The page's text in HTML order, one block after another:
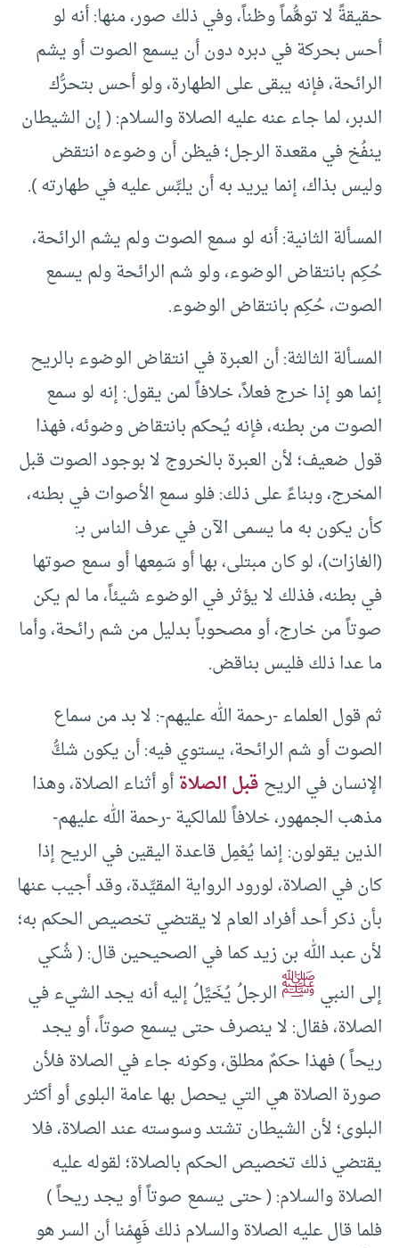
حقيقةً لا توهُّماً وظناً، وفي ذلك صور، منها: أنه لو
أحس بحركة في دبره دون أن يسمع الصوت أو يشم
الرائحة، فإنه يبقى على الطهارة، ولو أحس بتحرُّك
الدبر، لما جاء عنه عليه الصلاة والسلام: ( إن الشيطان
ينفُخ في مقعدة الرجل؛ فيظن أن وضوءه انتقض
وليس بذاك، إنما يريد به أن يلبِّس عليه في طهارته ).
المسألة الثانية: أنه لو سمع الصوت ولم يشم الرائحة،
حُكِم بانتقاض الوضوء، ولو شم الرائحة ولم يسمع
الصوت، حُكِم بانتقاض الوضوء.
المسألة الثالثة: أن العبرة في انتقاض الوضوء بالريح
إنما هو إذا خرج فعلاً، خلافاً لمن يقول: إنه لو سمع
الصوت من بطنه، فإنه يُحكم بانتقاض وضوئه، فهذا
قول ضعيف؛ لأن العبرة بالخروج لا بوجود الصوت قبل
المخرج، وبناءً على ذلك: فلو سمع الأصوات في بطنه،
كأن يكون به ما يسمى الآن في عرف الناس بـ:
(الغازات)، لو كان مبتلى، بها أو سَمِعها أو سمع صوتها
في بطنه، فذلك لا يؤثر في الوضوء شيئاً، ما لم يكن
صوتاً من خارج، أو مصحوباً بدليل من شم رائحة، وأما
ما عدا ذلك فليس بناقض.
ثم قول العلماء -رحمة الله عليهم-: لا بد من سماع
الصوت أو شم الرائحة، يستوي فيه: أن يكون شكُّ
الإنسان في الريحقبل الصلاةأو أثناء الصلاة، وهذا
مذهب الجمهور، خلافاً للمالكية -رحمة الله عليهم-
الذين يقولون: إنما يُعْمِل قاعدة اليقين في الريح إذا
كان في الصلاة، لورود الرواية المقيِّدة، وقد أجيب عنها
بأن ذكر أحد أفراد العام لا يقتضي تخصيص الحكم به؛
لأن عبد الله بن زيد كما في الصحيحين قال: ( شُكي
إلى النبيﷺالرجلُ يُخَيَّلُ إليه أنه يجد الشيء في
الصلاة، فقال: لا ينصرف حتى يسمع صوتاً، أو يجد
ريحاً ) فهذا حكمٌ مطلق، وكونه جاء في الصلاة فلأن
صورة الصلاة هي التي يحصل بها عامة البلوى أو أكثر
البلوى؛ لأن الشيطان تشتد وسوسته عند الصلاة، فلا
يقتضي ذلك تخصيص الحكم بالصلاة؛ لقوله عليه
الصلاة والسلام: ( حتى يسمع صوتاً أو يجد ريحاً )
فلما قال عليه الصلاة والسلام ذلك فَهِمْنا أن السر هو